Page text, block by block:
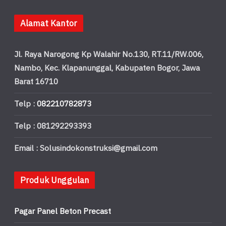
Alamat Kantor
Jl. Raya Narogong Kp Walahir No.130, RT.11/RW.006,
Nambo, Kec. Klapanunggal, Kabupaten Bogor, Jawa
Barat 16710
Telp :082210782873
Telp : 081292293393
Email : Solusindokonstruksi@gmail.com
Produk Unggulan
Pagar Panel Beton Precast